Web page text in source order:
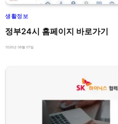
생활정보
정부24시 홈페이지 바로가기
2026년 08월 07일